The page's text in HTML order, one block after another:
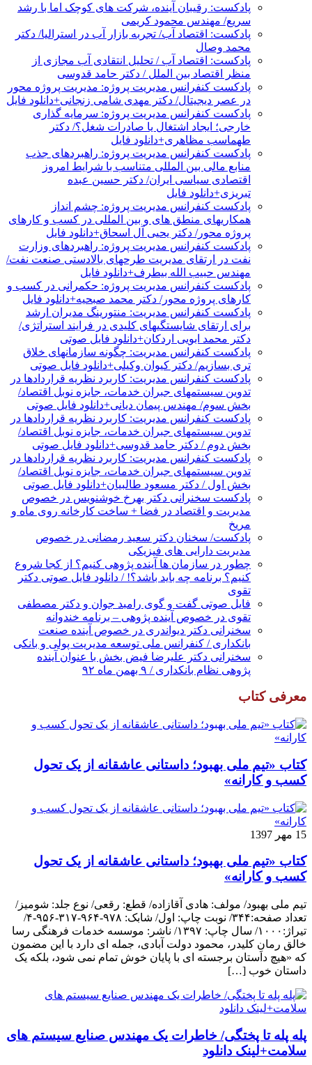
پادکست: رقیبان آینده، شرکت های کوچک اما با رشد
سریع/ مهندس محمود کریمی
پادکست: اقتصاد آب/ تجربه بازار آب در استرالیا/ دکتر
محمد وصال
پادکست: اقتصاد آب / تحلیل انتقادی آب مجازی از
منظر اقتصاد بین الملل / دکتر حامد قدوسی
پادکست کنفرانس مدیریت پروژه: مدیریت پروژه محور
در عصر دیجیتال/ دکتر مهدی شامی زنجانی+دانلود فایل
پادکست کنفرانس مدیریت پروژه: سرمایه گذاری
خارجی؛ ایجاد اشتغال یا صادرات شغل؟/ دکتر
طهماسب مظاهری+دانلود فایل
پادکست کنفرانس مدیریت پروژه: راهبردهای جذب
منابع مالی بین المللی متناسب با شرایط امروز
اقتصادی سیاسی ایران/ دکتر حسین عبده
تبریزی+دانلود فایل
پادکست کنفرانس مدیریت پروژه: چشم انداز
همکاریهای منطق های و بین المللی در کسب و کارهای
پروژه محور/ دکتر یحیی آل اسحاق+دانلود فایل
پادکست کنفرانس مدیریت پروژه: راهبردهای وزارت
نفت در ارتقای مدیریت طرحهای بالادستی صنعت نفت/
مهندس حبیب الله بیطرف+دانلود فایل
پادکست کنفرانس مدیریت پروژه: حکمرانی در کسب و
کارهای پروژه محور/ دکتر محمد صبحیه+دانلود فایل
پادکست کنفرانس مدیریت: منتورینگ مدیران ارشد
برای ارتقای شایستگیهای کلیدی در فرایند استراتژی/
دکتر محمد ابویی اردکان+دانلود فایل صوتی
پادکست کنفرانس مدیریت: چگونه سازمانهای خلاق
تری بسازیم/ دکتر کیوان وکیلی+دانلود فایل صوتی
پادکست کنفرانس مدیریت: کاربرد نظریه قراردادها در
تدوین سیستمهای جبران خدمات، جایزه نوبل اقتصاد/
بخش سوم/ مهندس پیمان دیانی+دانلود فایل صوتی
پادکست کنفرانس مدیریت: کاربرد نظریه قراردادها در
تدوین سیستمهای جبران خدمات، جایزه نوبل اقتصاد/
بخش دوم / دکتر حامد قدوسی+دانلود فایل صوتی
پادکست کنفرانس مدیریت: کاربرد نظریه قراردادها در
تدوین سیستمهای جبران خدمات، جایزه نوبل اقتصاد/
بخش اول / دکتر مسعود طالبیان+دانلود فایل صوتی
پادکست سخنرانی دکتر بهرخ خوشنویس در خصوص
مدیریت و اقتصاد در فضا + ساخت کارخانه روی ماه و
مریخ
پادکست/ سخنان دکتر سعید رمضانی در خصوص
مدیریت دارایی های فیزیکی
چطور در سازمان ها آینده پژوهی کنیم؟ از کجا شروع
کنیم؟ برنامه چه باید باشد؟! / دانلود فایل صوتی دکتر
تقوی
فایل صوتی گفت و گوی رامبد جوان و دکتر مصطفی
تقوی در خصوص آینده پژوهی – برنامه خندوانه
سخنرانی دکتر دیواندری در خصوص آینده صنعت
بانکداری / کنفرانس ملی توسعه مدیریت پولی و بانکی
سخنرانی دکتر علیرضا فیض بخش با عنوان آینده
پژوهی نظام بانکداری / ۹ بهمن ماه ۹۲
معرفی کتاب
کتاب «تیم ملی بهبود؛ داستانی عاشقانه از یک تحول
کسب و کارانه»
15 مهر 1397
کتاب «تیم ملی بهبود؛ داستانی عاشقانه از یک تحول
کسب و کارانه»
تیم ملی بهبود/ مولف: هادی آقازاده/ قطع: رقعی/ نوع جلد: شومیز/
تعداد صفحه:۳۴۴/ نوبت چاپ: اول/ شابک: ۹۷۸-۹۶۴-۳۱۷-۹۵۶-۴/
تیراژ:۱۰۰۰/ سال چاپ: ۱۳۹۷/ ناشر: موسسه خدمات فرهنگی رسا
خالق رمانِ کلیدر، محمود دولت آبادی، جمله ای دارد با این مضمون
که «هیچ داستان برجسته ای با پایان خوش تمام نمی شود، بلکه یک
داستان خوب […]
پله پله تا پختگی/ خاطرات یک مهندس صنایع سیستم های
سلامت+لینک دانلود